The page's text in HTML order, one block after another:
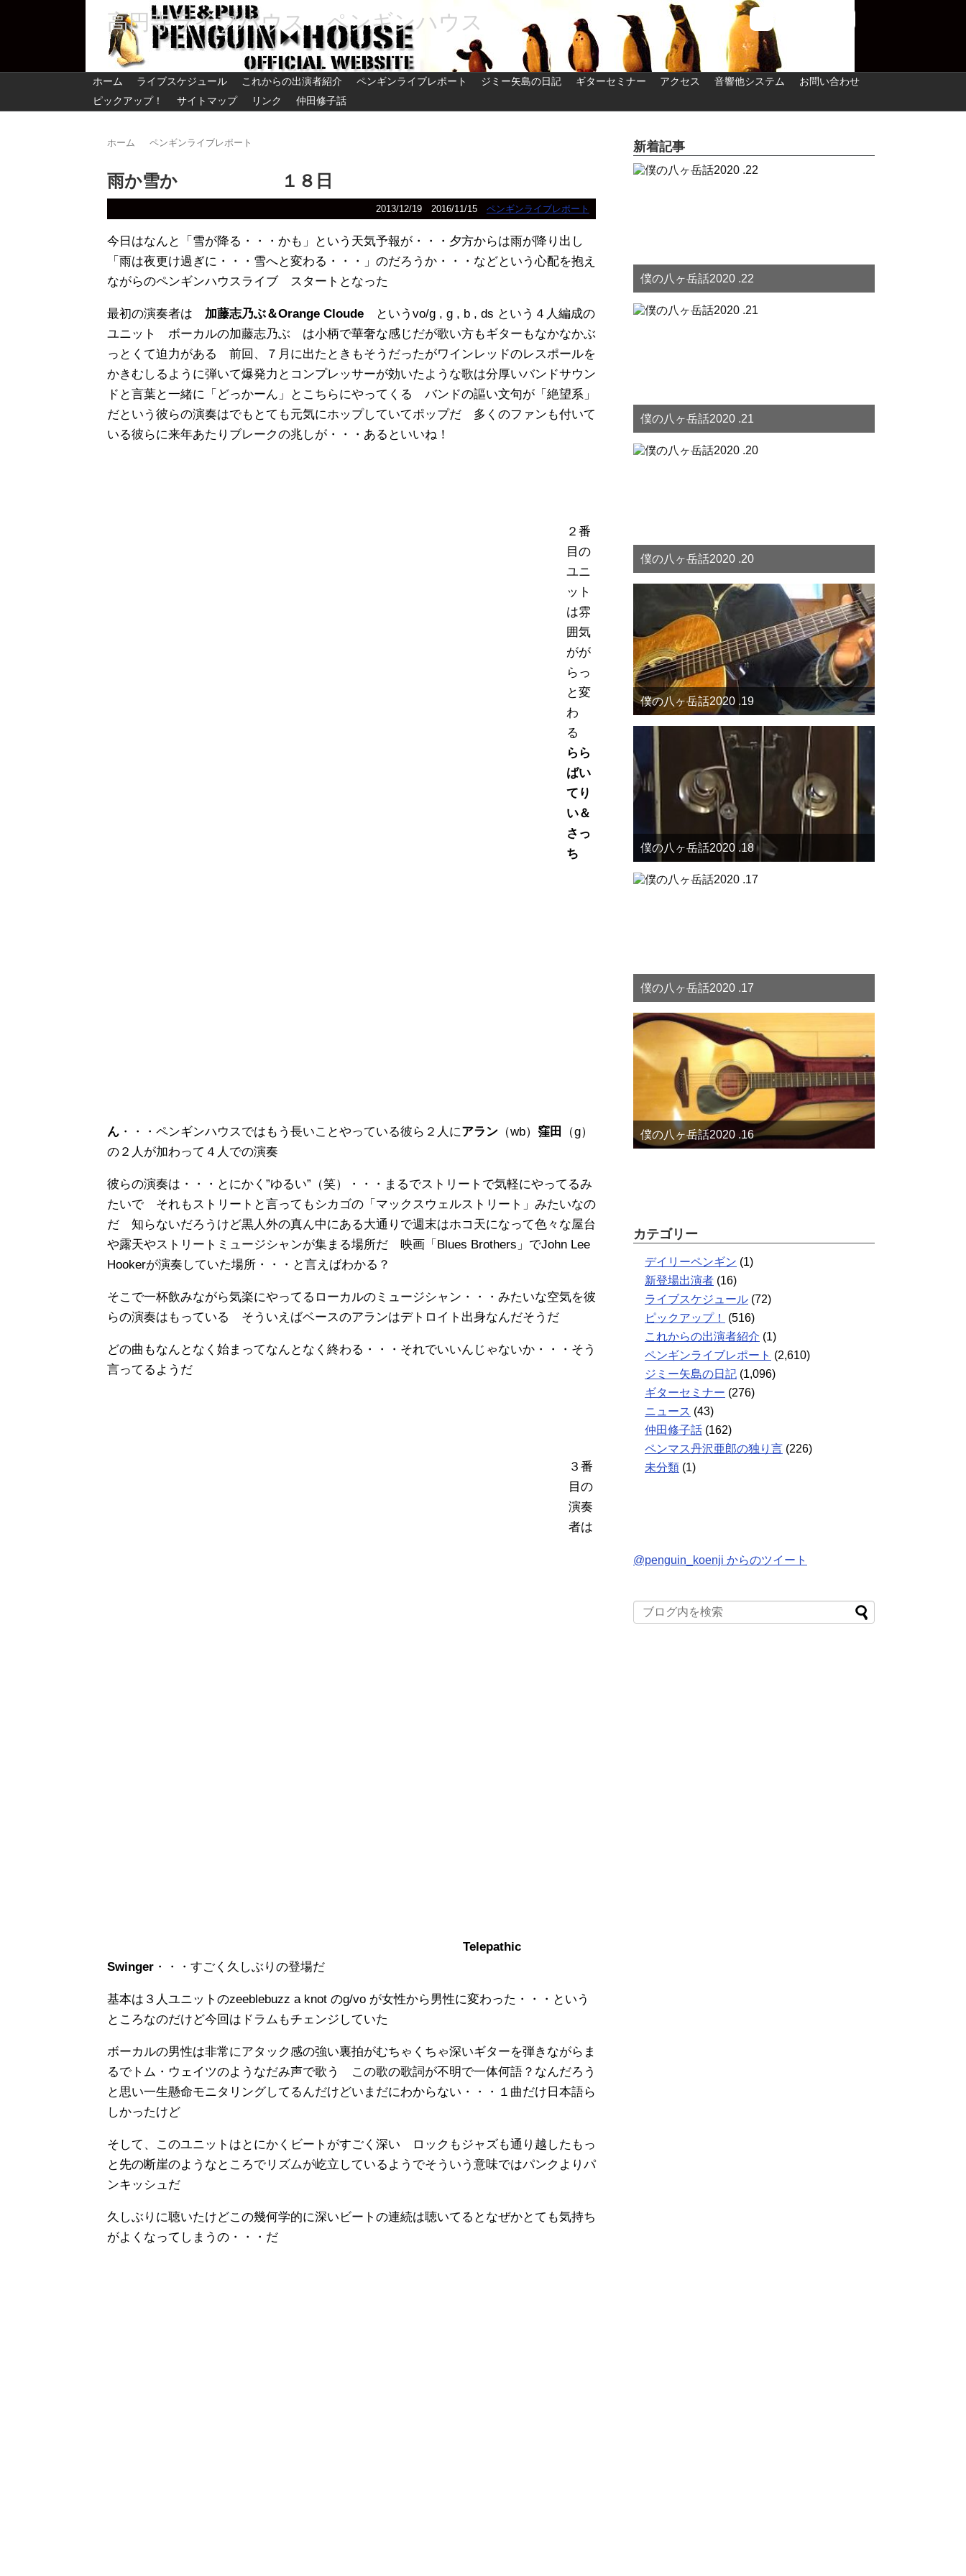
高円寺ライブハウス ペンギンハウス
ホーム ライブスケジュール これからの出演者紹介 ペンギンライブレポート ジミー矢島の日記 ギターセミナー アクセス 音響他システム
お問い合わせ
ピックアップ！
サイトマップ リンク 仲田修子話
ホーム ペンギンライブレポート
雨か雪か １８日
2013/12/19 2016/11/15 ペンギンライブレポート
今日はなんと「雪が降る・・・かも」という天気予報が・・・夕方からは雨が降り出し
「雨は夜更け過ぎに・・・雪へと変わる・・・」のだろうか・・・などという心配を抱え
ながらのペンギンハウスライブ スタートとなった
最初の演奏者は 加藤志乃ぶ＆Orange Cloude というvo/g , g , b , ds という４人編成の
ユニット ボーカルの加藤志乃ぶ は小柄で華奢な感じだが歌い方もギターもなかなかぶ
っとくて迫力がある 前回、７月に出たときもそうだったがワインレッドのレスポールを
かきむしるように弾いて爆発力とコンプレッサーが効いたような歌は分厚いバンドサウン
ドと言葉と一緒に「どっかーん」とこちらにやってくる バンドの謳い文句が「絶望系」
だという彼らの演奏はでもとても元気にホップしていてポップだ 多くのファンも付いて
いる彼らに来年あたりブレークの兆しが・・・あるといいね！
２番
目の
ユニ
ット
は雰
囲気
がが
らっ
と変
わ
る
らら
ばい
てり
い＆
さっ
ち
ん ・・・ペンギンハウスではもう長いことやっている彼ら２人にアラン （wb） 窪田
（g）
の２人が加わって４人での演奏
彼らの演奏は・・・とにかく”ゆるい”（笑）・・・まるでストリートで気軽にやってるみ
たいで それもストリートと言ってもシカゴの「マックスウェルストリート」みたいなの
だ 知らないだろうけど黒人外の真ん中にある大通りで週末はホコ天になって色々な屋台
や露天やストリートミュージシャンが集まる場所だ 映画「Blues Brothers」でJohn Lee
Hookerが演奏していた場所・・・と言えばわかる？
そこで一杯飲みながら気楽にやってるローカルのミュージシャン・・・みたいな空気を彼
らの演奏はもっている そういえばベースのアランはデトロイト出身なんだそうだ
どの曲もなんとなく始まってなんとなく終わる・・・それでいいんじゃないか・・・そう
言ってるようだ
３番
目の
演奏
者は
Telepathic
Swinger ・・・すごく久しぶりの登場だ
基本は３人ユニットのzeeblebuzz a knot のg/vo が女性から男性に変わった・・・という
ところなのだけど今回はドラムもチェンジしていた
ボーカルの男性は非常にアタック感の強い裏拍がむちゃくちゃ深いギターを弾きながらま
るでトム・ウェイツのようなだみ声で歌う この歌の歌詞が不明で一体何語？なんだろう
と思い一生懸命モニタリングしてるんだけどいまだにわからない・・・１曲だけ日本語ら
しかったけど
そして、このユニットはとにかくビートがすごく深い ロックもジャズも通り越したもっ
と先の断崖のようなところでリズムが屹立しているようでそういう意味ではパンクよりパ
ンキッシュだ
久しぶりに聴いたけどこの幾何学的に深いビートの連続は聴いてるとなぜかとても気持ち
がよくなってしまうの・・・だ
新着記事
僕の八ヶ岳話2020 .22
僕の八ヶ岳話2020 .21
僕の八ヶ岳話2020 .20
僕の八ヶ岳話2020 .19
僕の八ヶ岳話2020 .18
僕の八ヶ岳話2020 .17
僕の八ヶ岳話2020 .16
カテゴリー
デイリーペンギン (1)
新登場出演者 (16)
ライブスケジュール (72)
ピックアップ！
(516)
これからの出演者紹介 (1)
ペンギンライブレポート (2,610)
ジミー矢島の日記 (1,096)
ギターセミナー (276)
ニュース (43)
仲田修子話 (162)
ペンマス丹沢亜郎の独り言 (226)
未分類 (1)
@penguin_koenji からのツイート